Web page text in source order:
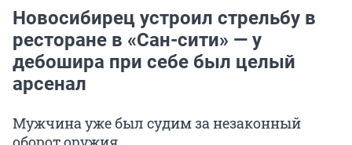
Новосибирец устроил стрельбу в
ресторане в «Сан-сити» — у
дебошира при себе был целый
арсенал
Мужчина уже был судим за незаконный